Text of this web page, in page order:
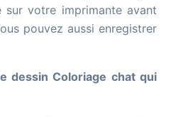
votre imprimante avant
pouvez aussi enregistrer
dessin Coloriage chat qui